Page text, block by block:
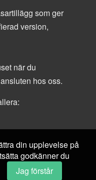
som ger
version,
när du
hos oss.
din upplevelse på
godkänner du
Jag förstår